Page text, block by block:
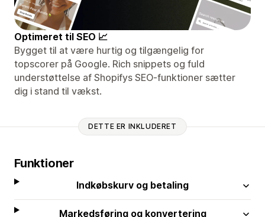
Optimeret til SEO 📈
Bygget til at være hurtig og tilgængelig for
topscorer på Google. Rich snippets og fuld
understøttelse af Shopifys SEO-funktioner sætter
dig i stand til vækst.
DETTE ER INKLUDERET
Funktioner
Indkøbskurv og betaling
Markedsføring og konvertering